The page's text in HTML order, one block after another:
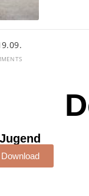
Jugend
Download